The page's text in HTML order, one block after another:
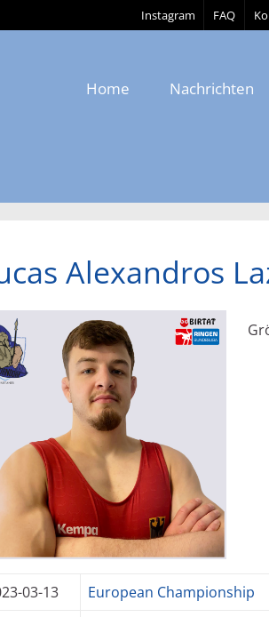
Instagram FAQ
Home Nachrichten
Alexandros
03-13 European Championship